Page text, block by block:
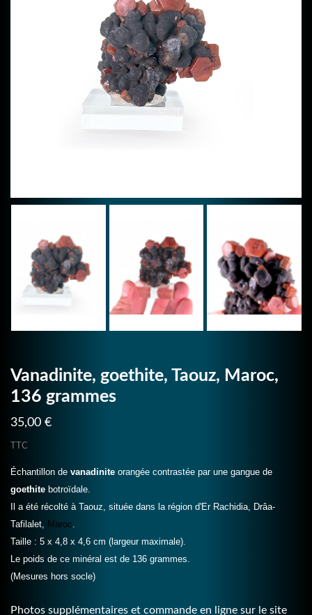
Vanadinite, goethite, Taouz, Maroc,
136 grammes
35,00 €
TTC
Échantillon de vanadinite orangée contrastée par une gangue de
goethite botroïdale.
Il a été récolté à Taouz, située dans la région d'Er Rachidia, Drâa-
Tafilalet,
Maroc
Taille : 5 x 4,8 x 4,6 cm (largeur maximale).
Le poids de ce minéral est de 136 grammes.
(Mesures hors socle)
Photos supplémentaires et commande en ligne sur le site